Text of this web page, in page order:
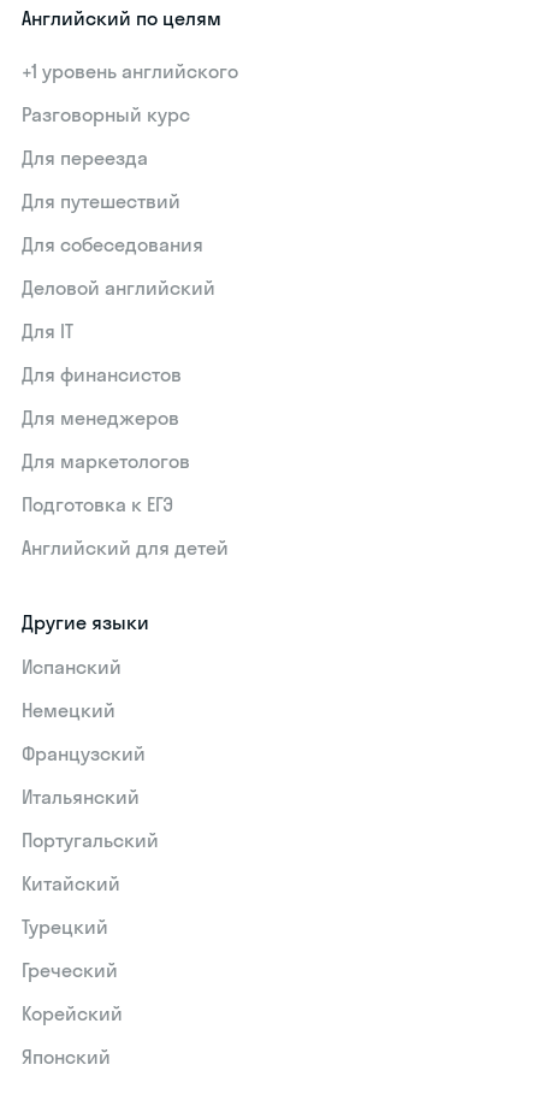
Английский по целям
+1 уровень английского
Разговорный курс
Для переезда
Для путешествий
Для собеседования
Деловой английский
Для IT
Для финансистов
Для менеджеров
Для маркетологов
Подготовка к ЕГЭ
Английский для детей
Другие языки
Испанский
Немецкий
Французский
Итальянский
Португальский
Китайский
Турецкий
Греческий
Корейский
Японский